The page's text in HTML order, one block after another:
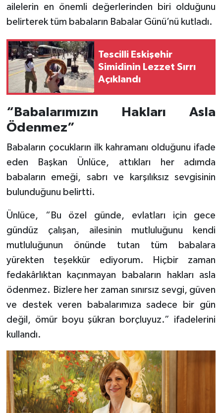
ailelerin en önemli değerlerinden biri olduğunu
belirterek tüm babaların Babalar Günü’nü kutladı.
Tescilli Eskişehir
Simidinin Lezzet Sırrı
Açıklandı
“Babalarımızın Hakları Asla
Ödenmez”
Babaların çocukların ilk kahramanı olduğunu ifade
eden Başkan Ünlüce, attıkları her adımda
babaların emeği, sabrı ve karşılıksız sevgisinin
bulunduğunu belirtti.
Ünlüce, “Bu özel günde, evlatları için gece
gündüz çalışan, ailesinin mutluluğunu kendi
mutluluğunun önünde tutan tüm babalara
yürekten teşekkür ediyorum. Hiçbir zaman
fedakârlıktan kaçınmayan babaların hakları asla
ödenmez. Bizlere her zaman sınırsız sevgi, güven
ve destek veren babalarımıza sadece bir gün
değil, ömür boyu şükran borçluyuz.” ifadelerini
kullandı.